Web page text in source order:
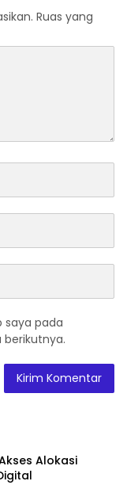
Ruas yang
saya pada
Alokasi